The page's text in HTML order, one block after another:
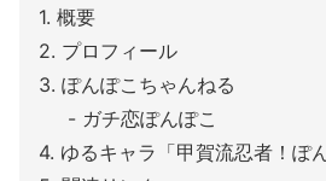
概要
プロフィール
ぽんぽこちゃんねる
ガチ恋ぽんぽこ
ゆるキャラ「甲賀流忍者！ぽ